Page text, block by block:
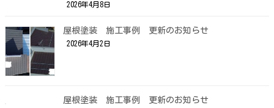
2026年4月8日
屋根塗装 施工事例 更新のお知らせ
2026年4月2日
屋根塗装 施工事例 更新のお知らせ